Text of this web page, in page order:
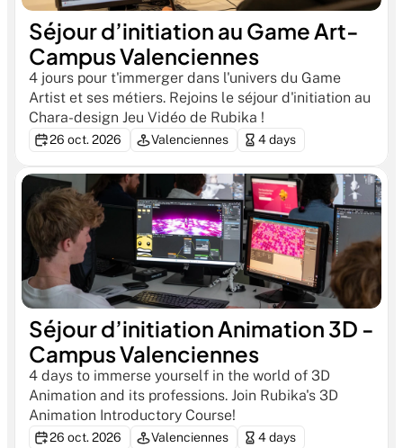
Séjour d’initiation au Game Art-
Campus Valenciennes
4 jours pour t'immerger dans l'univers du Game
Artist et ses métiers. Rejoins le séjour d'initiation au
Chara-design Jeu Vidéo de Rubika !
26 oct. 2026 Valenciennes 4 days
Séjour d’initiation Animation 3D -
Campus Valenciennes
4 days to immerse yourself in the world of 3D
Animation and its professions. Join Rubika's 3D
Animation Introductory Course!
26 oct. 2026 Valenciennes 4 days